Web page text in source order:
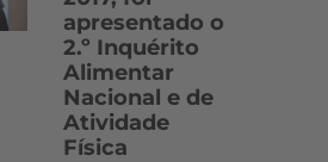
apresentado o
2.º Inquérito
Alimentar
Nacional e de
Atividade
Física